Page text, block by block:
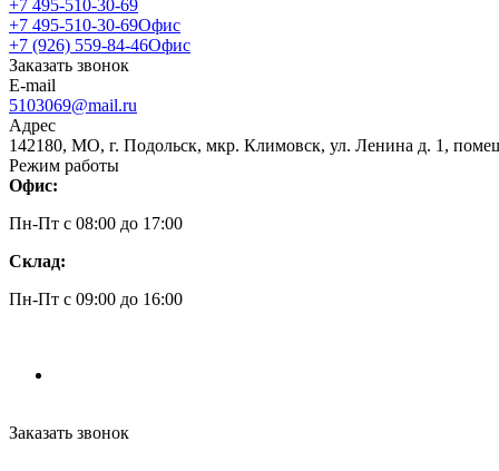
+7 495-510-30-69
+7 495-510-30-69Офис
+7 (926) 559-84-46Офис
Заказать звонок
E-mail
5103069@mail.ru
Адрес
142180, МО, г. Подольск, мкр. Климовск, ул. Ленина д. 1,
Режим работы
Офис:
Пн-Пт c 08:00 до 17:00
Склад:
Пн-Пт c 09:00 до 16:00
Заказать звонок